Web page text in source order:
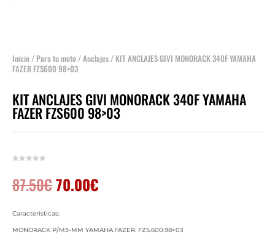
Inicio / Para tu moto /Anclajes / KIT ANCLAJES GIVI MONORACK 340F YAMAHA
FAZER FZS600 98>03
KIT ANCLAJES GIVI MONORACK 340F YAMAHA
FAZER FZS600 98>03
87.50€El
precio
era:
87.50€.
70.00€Elprecio
70.00€.
Características:
MONORACK P/M3-MM YAMAHA.FAZER. FZS.600.98>03